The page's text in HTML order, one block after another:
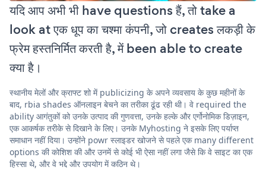
यदि आप अभी भी have questions हैं, तो take a
look at एक धूप का चश्मा कंपनी, जो creates लकड़ी के
फ्रेम हस्तनिर्मित करती है, में been able to create
क्या है।
स्थानीय मेलों और क्राफ्ट शो में publicizing के अपने व्यवसाय के कुछ महीनों के
बाद, rbia shades ऑनलाइन बेचने का तरीका ढूंढ रही थी। वे required the
ability आगंतुकों को उनके उत्पाद की गुणवत्ता, उनके हल्के और एर्गोनोमिक डिज़ाइन,
एक आकर्षक तरीके से दिखाने के लिए। उनके Myhosting ने इसके लिए पर्याप्त
समाधान नहीं दिया। उन्होंने powr स्लाइडर खोजने से पहले एक many different
options की कोशिश की और उनमें से कोई भी ऐसा नहीं लगा जैसे कि वे साइट का एक
हिस्सा थे, और वे भद्दे और उपयोग में कठिन थे।